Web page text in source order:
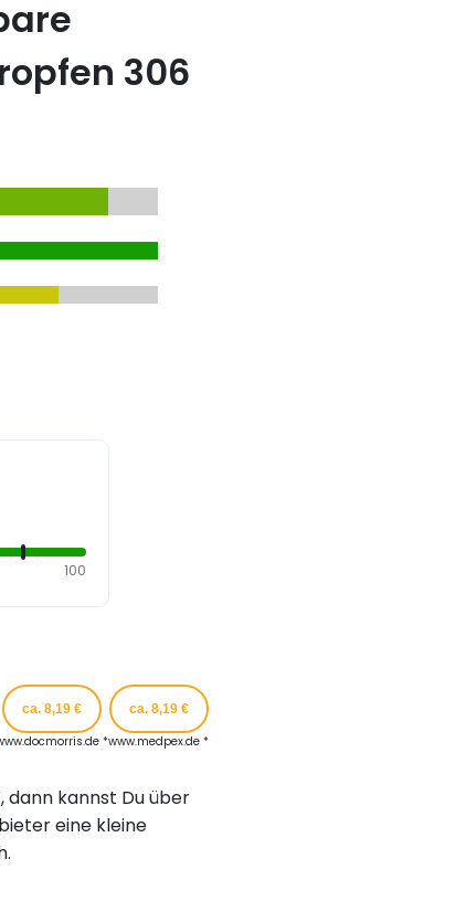
306
100
ca. 8,19 €
*
ca. 8,19 €
www.medpex.de *
kannst Du über
eine kleine